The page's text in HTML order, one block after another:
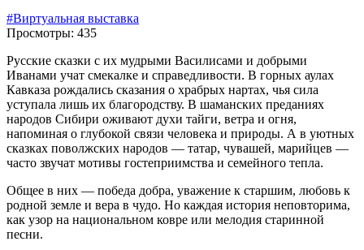
#Виртуальная выставка
Просмотры: 435
Русские сказки с их мудрыми Василисами и добрыми
Иванами учат смекалке и справедливости. В горных аулах
Кавказа рождались сказания о храбрых нартах, чья сила
уступала лишь их благородству. В шаманских преданиях
народов Сибири оживают духи тайги, ветра и огня,
напоминая о глубокой связи человека и природы. А в уютных
сказках поволжских народов — татар, чувашей, марийцев —
часто звучат мотивы гостеприимства и семейного тепла.
Общее в них — победа добра, уважение к старшим, любовь к
родной земле и вера в чудо. Но каждая история неповторима,
как узор на национальном ковре или мелодия старинной
песни.